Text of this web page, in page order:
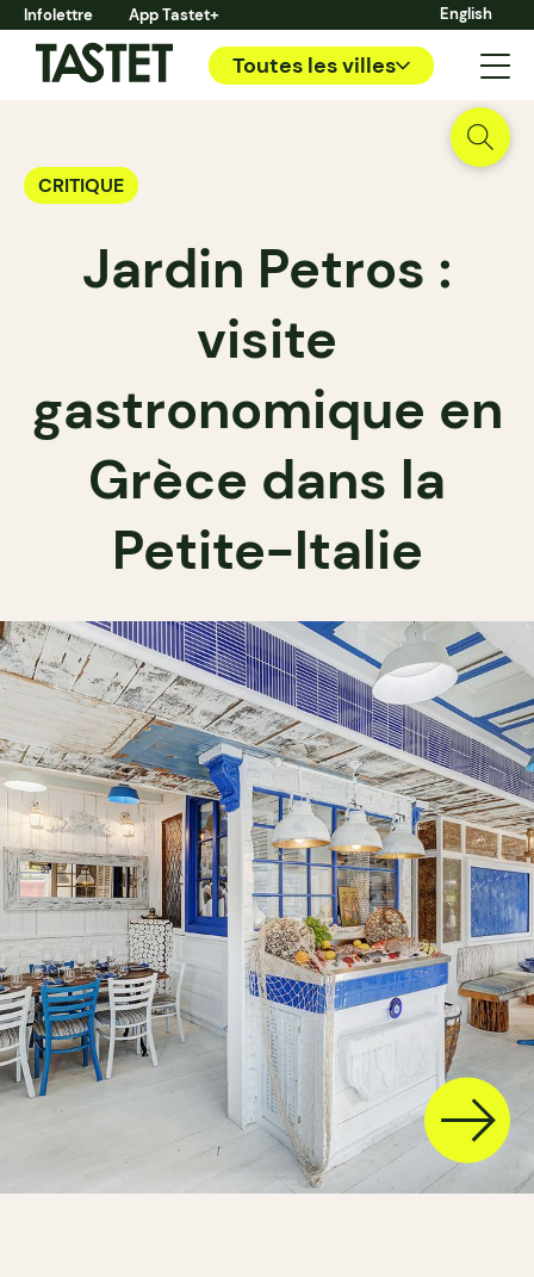
Infolettre App Tastet+ English
Toutes les villes
CRITIQUE
Jardin Petros :
visite
gastronomique en
Grèce dans la
Petite-Italie